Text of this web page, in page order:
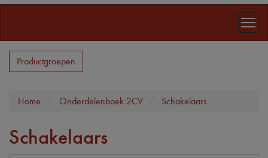
Productgroepen
Home Onderdelenboek 2CV Schakelaars
Schakelaars